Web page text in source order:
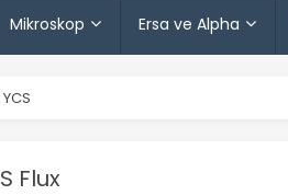
Mikroskop Ersa ve Alpha
YCS
Flux